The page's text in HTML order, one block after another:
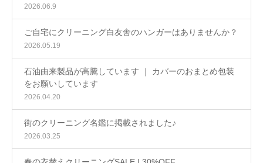
2026.06.9
ご自宅にクリーニング白友舎のハンガーはありませんか？
2026.05.19
石油由来製品が高騰しています ｜ カバーのおまとめ包装
をお願いしています
2026.04.20
街のクリーニング名鑑に掲載されました♪
2026.03.25